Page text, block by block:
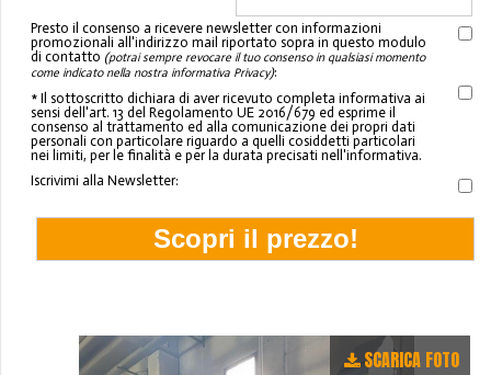
Presto il consenso a ricevere newsletter con informazioni
promozionali all'indirizzo mail riportato sopra in questo modulo
di contatto (potrai sempre revocare il tuo consenso in qualsiasi momento
come indicato nella nostra informativa Privacy):
* Il sottoscritto dichiara di aver ricevuto completa informativa ai
sensi dell'art. 13 del Regolamento UE 2016/679 ed esprime il
consenso al trattamento ed alla comunicazione dei propri dati
personali con particolare riguardo a quelli cosiddetti particolari
nei limiti, per le finalità e per la durata precisati nell'informativa.
Iscrivimi alla Newsletter:
SCARICA FOTO